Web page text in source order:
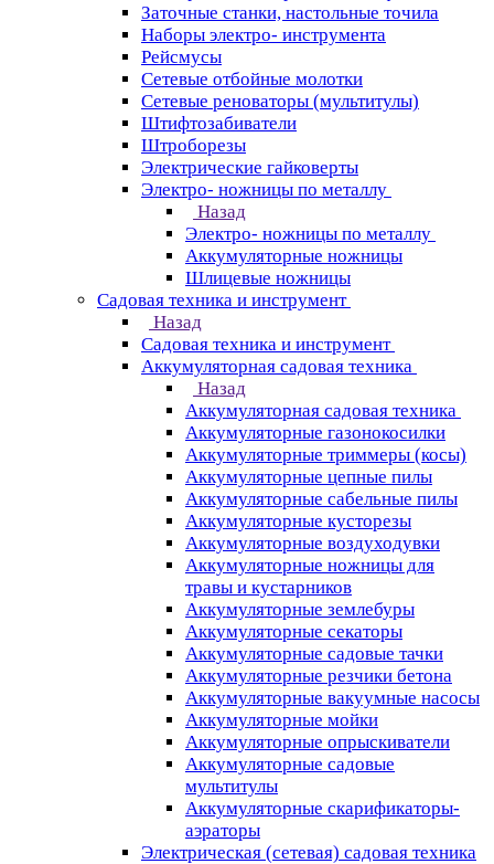
Заточные станки, настольные точила
Наборы электро- инструмента
Рейсмусы
Сетевые отбойные молотки
Сетевые реноваторы (мультитулы)
Штифтозабиватели
Штроборезы
Электрические гайковерты
Электро- ножницы по металлу
Назад
Электро- ножницы по металлу
Аккумуляторные ножницы
Шлицевые ножницы
Cадовая техника и инструмент
Назад
Cадовая техника и инструмент
Аккумуляторная садовая техника
Назад
Аккумуляторная садовая техника
Аккумуляторные газонокосилки
Аккумуляторные триммеры (косы)
Аккумуляторные цепные пилы
Аккумуляторные сабельные пилы
Аккумуляторные кусторезы
Аккумуляторные воздуходувки
Аккумуляторные ножницы для
травы и кустарников
Аккумуляторные землебуры
Аккумуляторные секаторы
Аккумуляторные садовые тачки
Аккумуляторные резчики бетона
Аккумуляторные вакуумные насосы
Аккумуляторные мойки
Аккумуляторные опрыскиватели
Аккумуляторные садовые
мультитулы
Аккумуляторные скарификаторы-
аэраторы
Электрическая (сетевая) садовая техника